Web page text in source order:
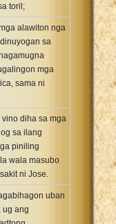
toril;
alawiton nga
sa
mga
sama ni
diha sa mga
sa ilang
piniling
wala masubo
ni Jose.
uban
ug ang